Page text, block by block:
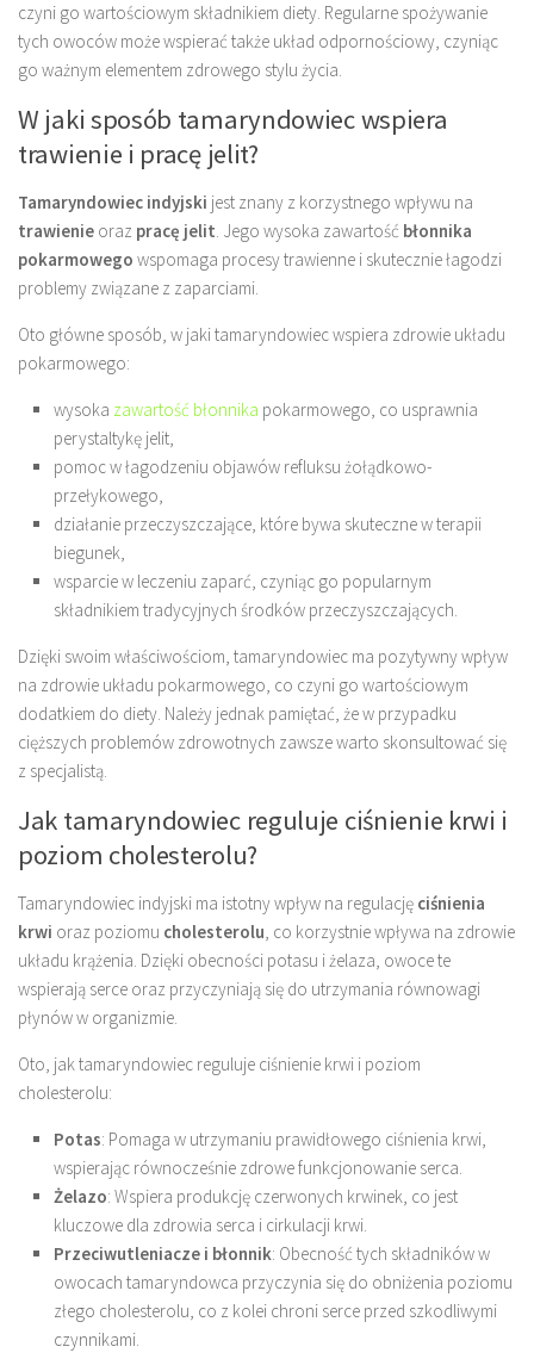
czyni go wartościowym składnikiem diety. Regularne spożywanie
tych owoców może wspierać także układ odpornościowy, czyniąc
go ważnym elementem zdrowego stylu życia.
W jaki sposób tamaryndowiec wspiera
trawienie i pracę jelit?
Tamaryndowiec indyjski jest znany z korzystnego wpływu na
trawienie oraz pracę jelit. Jego wysoka zawartość błonnika
pokarmowego wspomaga procesy trawienne i skutecznie łagodzi
problemy związane z zaparciami.
Oto główne sposób, w jaki tamaryndowiec wspiera zdrowie układu
pokarmowego:
wysoka zawartość błonnika pokarmowego, co usprawnia
perystaltykę jelit,
pomoc w łagodzeniu objawów refluksu żołądkowo-
przełykowego,
działanie przeczyszczające, które bywa skuteczne w terapii
biegunek,
wsparcie w leczeniu zaparć, czyniąc go popularnym
składnikiem tradycyjnych środków przeczyszczających.
Dzięki swoim właściwościom, tamaryndowiec ma pozytywny wpływ
na zdrowie układu pokarmowego, co czyni go wartościowym
dodatkiem do diety. Należy jednak pamiętać, że w przypadku
cięższych problemów zdrowotnych zawsze warto skonsultować się
z specjalistą.
Jak tamaryndowiec reguluje ciśnienie krwi i
poziom cholesterolu?
Tamaryndowiec indyjski ma istotny wpływ na regulację ciśnienia
krwi oraz poziomu cholesterolu, co korzystnie wpływa na zdrowie
układu krążenia. Dzięki obecności potasu i żelaza, owoce te
wspierają serce oraz przyczyniają się do utrzymania równowagi
płynów w organizmie.
Oto, jak tamaryndowiec reguluje ciśnienie krwi i poziom
cholesterolu:
Potas: Pomaga w utrzymaniu prawidłowego ciśnienia krwi,
wspierając równocześnie zdrowe funkcjonowanie serca.
Żelazo: Wspiera produkcję czerwonych krwinek, co jest
kluczowe dla zdrowia serca i cirkulacji krwi.
Przeciwutleniacze i błonnik: Obecność tych składników w
owocach tamaryndowca przyczynia się do obniżenia poziomu
złego cholesterolu, co z kolei chroni serce przed szkodliwymi
czynnikami.